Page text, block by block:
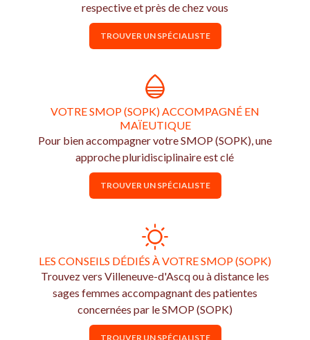
respective et près de chez vous
TROUVER UN SPÉCIALISTE
VOTRE SMOP (SOPK) ACCOMPAGNÉ EN
MAÏEUTIQUE
Pour bien accompagner votre SMOP (SOPK), une
approche pluridisciplinaire est clé
TROUVER UN SPÉCIALISTE
LES CONSEILS DÉDIÉS À VOTRE SMOP (SOPK)
Trouvez vers Villeneuve-d'Ascq ou à distance les
sages femmes accompagnant des patientes
concernées par le SMOP (SOPK)
TROUVER UN SPÉCIALISTE